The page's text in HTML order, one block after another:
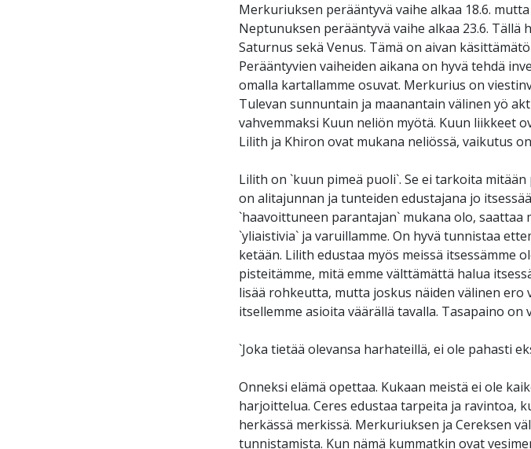
Merkuriuksen perääntyvä vaihe alkaa 18.6.
Neptunuksen perääntyvä vaihe alkaa 23.6. Tällä
Saturnus sekä Venus. Tämä on aivan
Perääntyvien vaiheiden aikana on hyvä tehdä
omalla kartallamme osuvat. Merkurius on
Tulevan sunnuntain ja maanantain välinen yö
vahvemmaksi Kuun neliön myötä. Kuun liikkeet
Lilith ja Khiron ovat mukana neliössä, vaikutus
Lilith on `kuun pimeä puoli`. Se ei tarkoita
on alitajunnan ja tunteiden edustajana jo
`haavoittuneen parantajan` mukana olo,
`yliaistivia` ja varuillamme. On hyvä tunnistaa
ketään. Lilith edustaa myös meissä itsessämme
pisteitämme, mitä emme välttämättä halua
lisää rohkeutta, mutta joskus näiden välinen ero
itsellemme asioita väärällä tavalla. Tasapaino on
`Joka tietää olevansa harhateillä, ei ole pahasti
Onneksi elämä opettaa. Kukaan meistä ei ole
harjoittelua. Ceres edustaa tarpeita ja ravintoa,
herkässä merkissä. Merkuriuksen ja Cereksen
tunnistamista. Kun nämä kummatkin ovat